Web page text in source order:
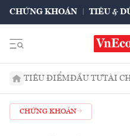
CHỨNG KHOÁN TIÊU &
TIÊU ĐIỂMĐẦU TƯTÀI
CHỨNG KHOÁN